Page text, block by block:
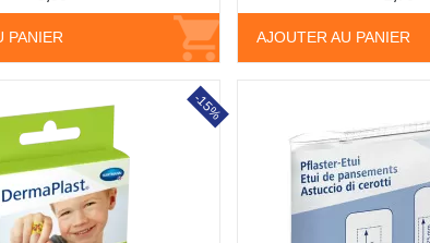
PANIER AJOUTER AU PANIER
-15%